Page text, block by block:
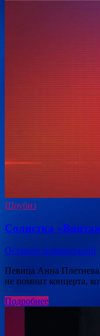
Шоубиз
Солистка
Оставьте комментарий
Певица Анна Плетнева
не помнит концерта,
Подробнее